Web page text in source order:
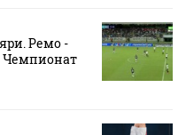
Ремо -
Чемпионат